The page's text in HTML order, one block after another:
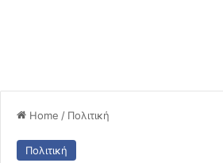
Home / Πολιτική
Πολιτική